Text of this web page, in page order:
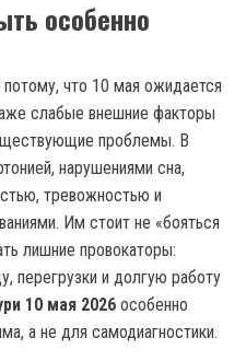
особенно
что 10 мая ожидается
слабые внешние факторы
проблемы. В
нарушениями сна,
тревожностью и
Им стоит не «бояться
лишние провокаторы:
перегрузки и долгую работу
10 мая 2026 особенно
а не для самодиагностики.